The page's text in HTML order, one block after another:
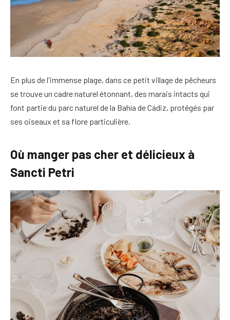
En plus de l'immense plage, dans ce petit village de pêcheurs
se trouve un cadre naturel étonnant, des marais intacts qui
font partie du parc naturel de la Bahía de Cádiz, protégés par
ses oiseaux et sa flore particulière.
Où manger pas cher et délicieux à
Sancti Petri